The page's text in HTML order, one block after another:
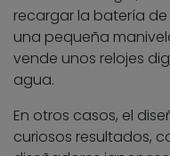
recargar la batería
una pequeña
vende unos relojes
agua.
En otros casos, el
curiosos resultados,